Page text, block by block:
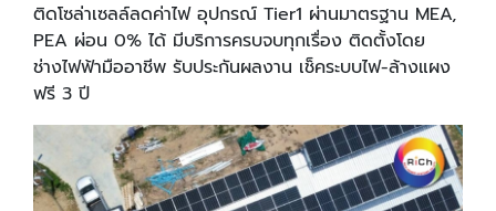
ติดโซล่าเซลล์ลดค่าไฟ อุปกรณ์ Tier1 ผ่านมาตรฐาน MEA,
PEA ผ่อน 0% ได้ มีบริการครบจบทุกเรื่อง ติดตั้งโดย
ช่างไฟฟ้ามืออาชีพ รับประกันผลงาน เช็คระบบไฟ-ล้างแผง
ฟรี 3 ปี